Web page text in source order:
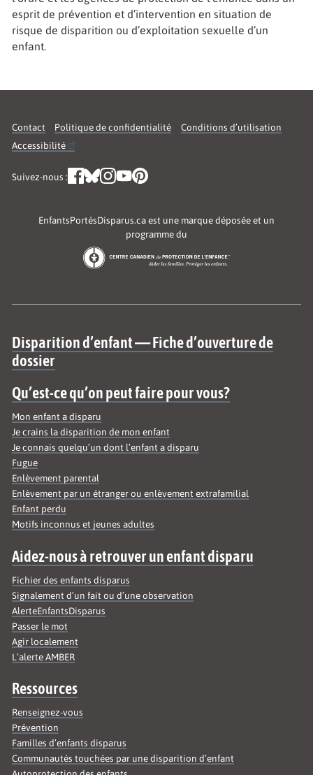
esprit de prévention et d’intervention en situation de
risque de disparition ou d’exploitation sexuelle d’un
enfant.
Contact Politique de confidentialité
Conditions d’utilisation
Accessibilité
Suivez-nous :
EnfantsPortésDisparus.ca est une marque déposée et un
programme du
Site map
Disparition d’enfant — Fiche d’ouverture de
dossier
Qu’est-ce qu’on peut faire pour vous?
Mon enfant a disparu
Je crains la disparition de mon enfant
Je connais quelqu’un dont l’enfant a disparu
Fugue
Enlèvement parental
Enlèvement par un étranger ou enlèvement extrafamilial
Enfant perdu
Motifs inconnus et jeunes adultes
Aidez-nous à retrouver un enfant disparu
Fichier des enfants disparus
Signalement d’un fait ou d’une observation
AlerteEnfantsDisparus
Passer le mot
Agir localement
L’alerte AMBER
Ressources
Renseignez-vous
Prévention
Familles d’enfants disparus
Communautés touchées par une disparition d’enfant